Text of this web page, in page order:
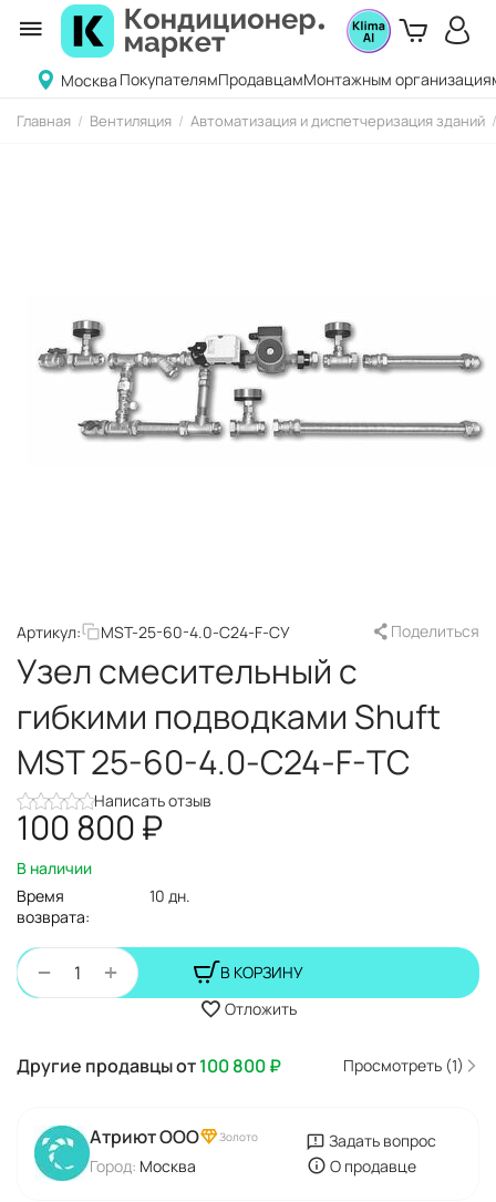
Москва ПокупателямПродавцамМонтажным
Главная / Вентиляция / Автоматизация и диспетчеризация зданий /
Артикул: MST-25-60-4.0-C24-F-СУ Поделиться
Узел смесительный с
гибкими подводками Shuft
MST 25-60-4.0-C24-F-TC
Написать отзыв
100 800₽
В наличии
Время
возврата:
10 дн.
+
−
В КОРЗИНУ
Отложить
Другие продавцы от100 800₽ Просмотреть (1)
Атриют ООО Золото
Город: Москва
Задать вопрос
О продавце